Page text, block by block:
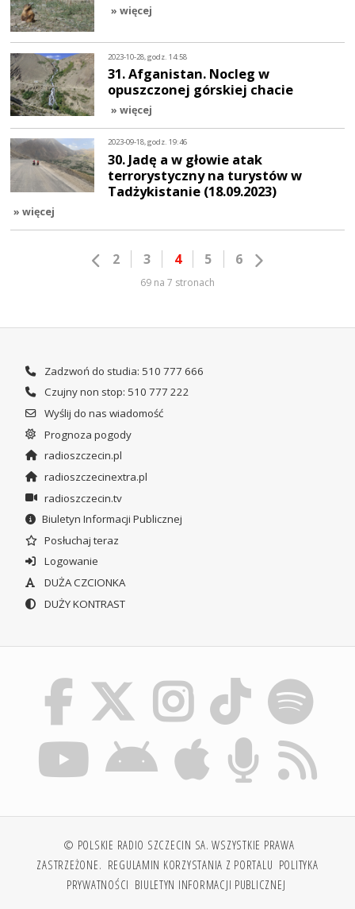
» więcej
2023-10-28, godz. 14:58
31. Afganistan. Nocleg w
opuszczonej górskiej chacie
» więcej
2023-09-18, godz. 19:46
30. Jadę a w głowie atak
terrorystyczny na turystów w
Tadżykistanie (18.09.2023)
» więcej
2 3 4 5 6
69 na 7 stronach
Zadzwoń do studia: 510 777 666
Czujny non stop: 510 777 222
Wyślij do nas wiadomość
Prognoza pogody
radioszczecin.pl
radioszczecinextra.pl
radioszczecin.tv
Biuletyn Informacji Publicznej
Posłuchaj teraz
Logowanie
DUŻA CZCIONKA
DUŻY KONTRAST
© POLSKIE RADIO SZCZECIN SA. WSZYSTKIE PRAWA
ZASTRZEŻONE. REGULAMIN KORZYSTANIA Z PORTALU POLITYKA
PRYWATNOŚCI BIULETYN INFORMACJI PUBLICZNEJ